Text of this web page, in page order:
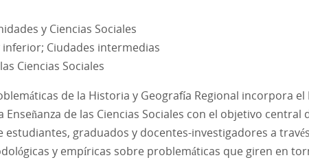
y Ciencias Sociales
Ciudades intermedias
Ciencias Sociales
de la Historia y Geografía Regional incorpora el I
de las Ciencias Sociales con el objetivo central
graduados y docentes-investigadores a
y empíricas sobre problemáticas que giren en